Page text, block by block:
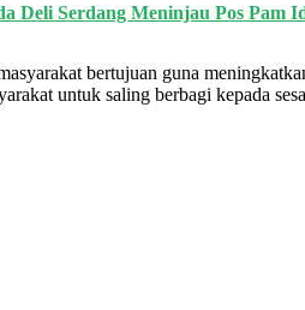
Deli Serdang Meninjau Pos Pam
bertujuan guna
untuk saling berbagi kepada